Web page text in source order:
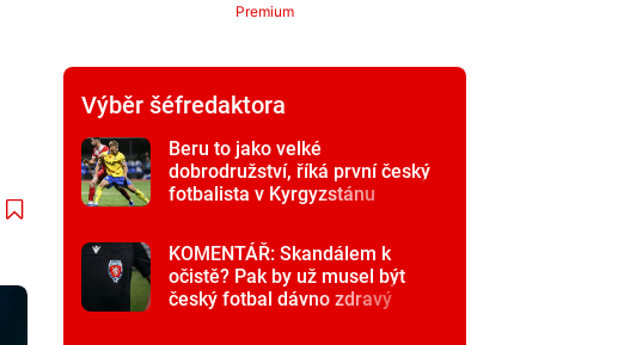
Premium
Výběr šéfredaktora
Beru to jako velké
dobrodružství, říká první český
fotbalista v Kyrgyzstánu
KOMENTÁŘ: Skandálem k
očistě? Pak by už musel být
český fotbal dávno zdravý